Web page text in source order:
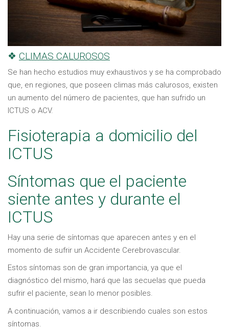
❖ CLIMAS CALUROSOS
Se han hecho estudios muy exhaustivos y se ha comprobado
que, en regiones, que poseen climas más calurosos, existen
un aumento del número de pacientes, que han sufrido un
ICTUS o ACV.
Fisioterapia a domicilio del
ICTUS
Síntomas que el paciente
siente antes y durante el
ICTUS
Hay una serie de síntomas que aparecen antes y en el
momento de sufrir un Accidente Cerebrovascular.
Estos síntomas son de gran importancia, ya que el
diagnóstico del mismo, hará que las secuelas que pueda
sufrir el paciente, sean lo menor posibles.
A continuación, vamos a ir describiendo cuales son estos
síntomas.